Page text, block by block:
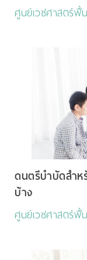
ศูนย์เวชศาสตร์
ดนตรีบำบัดสำห
บ้าง
ศูนย์เวชศาสตร์